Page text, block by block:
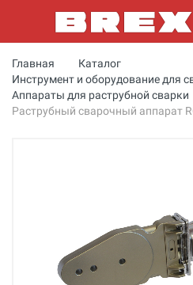
Главная
Каталог
Инструмент и оборудование для
Аппараты для раструбной сварки
Раструбный сварочный аппарат